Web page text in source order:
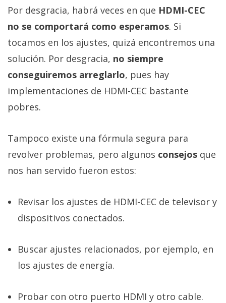
Por desgracia, habrá veces en que HDMI-CEC
no se comportará como esperamos. Si
tocamos en los ajustes, quizá encontremos una
solución. Por desgracia, no siempre
conseguiremos arreglarlo, pues hay
implementaciones de HDMI-CEC bastante
pobres.
Tampoco existe una fórmula segura para
revolver problemas, pero algunos consejos que
nos han servido fueron estos:
Revisar los ajustes de HDMI-CEC de televisor y
dispositivos conectados.
Buscar ajustes relacionados, por ejemplo, en
los ajustes de energía.
Probar con otro puerto HDMI y otro cable.